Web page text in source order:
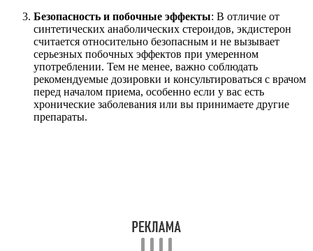
Безопасность и побочные эффекты: В отличие от
синтетических анаболических стероидов, экдистерон
считается относительно безопасным и не вызывает
серьезных побочных эффектов при умеренном
употреблении. Тем не менее, важно соблюдать
рекомендуемые дозировки и консультироваться с врачом
перед началом приема, особенно если у вас есть
хронические заболевания или вы принимаете другие
препараты.